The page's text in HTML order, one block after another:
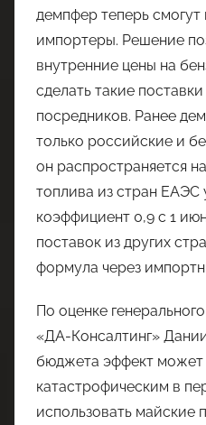
демпфер теперь смогут
импортеры. Решение
внутренние цены на
сделать такие
посредников. Ранее
только российские и
он распространяется
топлива из стран ЕАЭС
коэффициент 0,9 с 1
поставок из других
формула через
По оценке
«ДА-Консалтинг»
бюджета эффект может
катастрофическим в
использовать майские